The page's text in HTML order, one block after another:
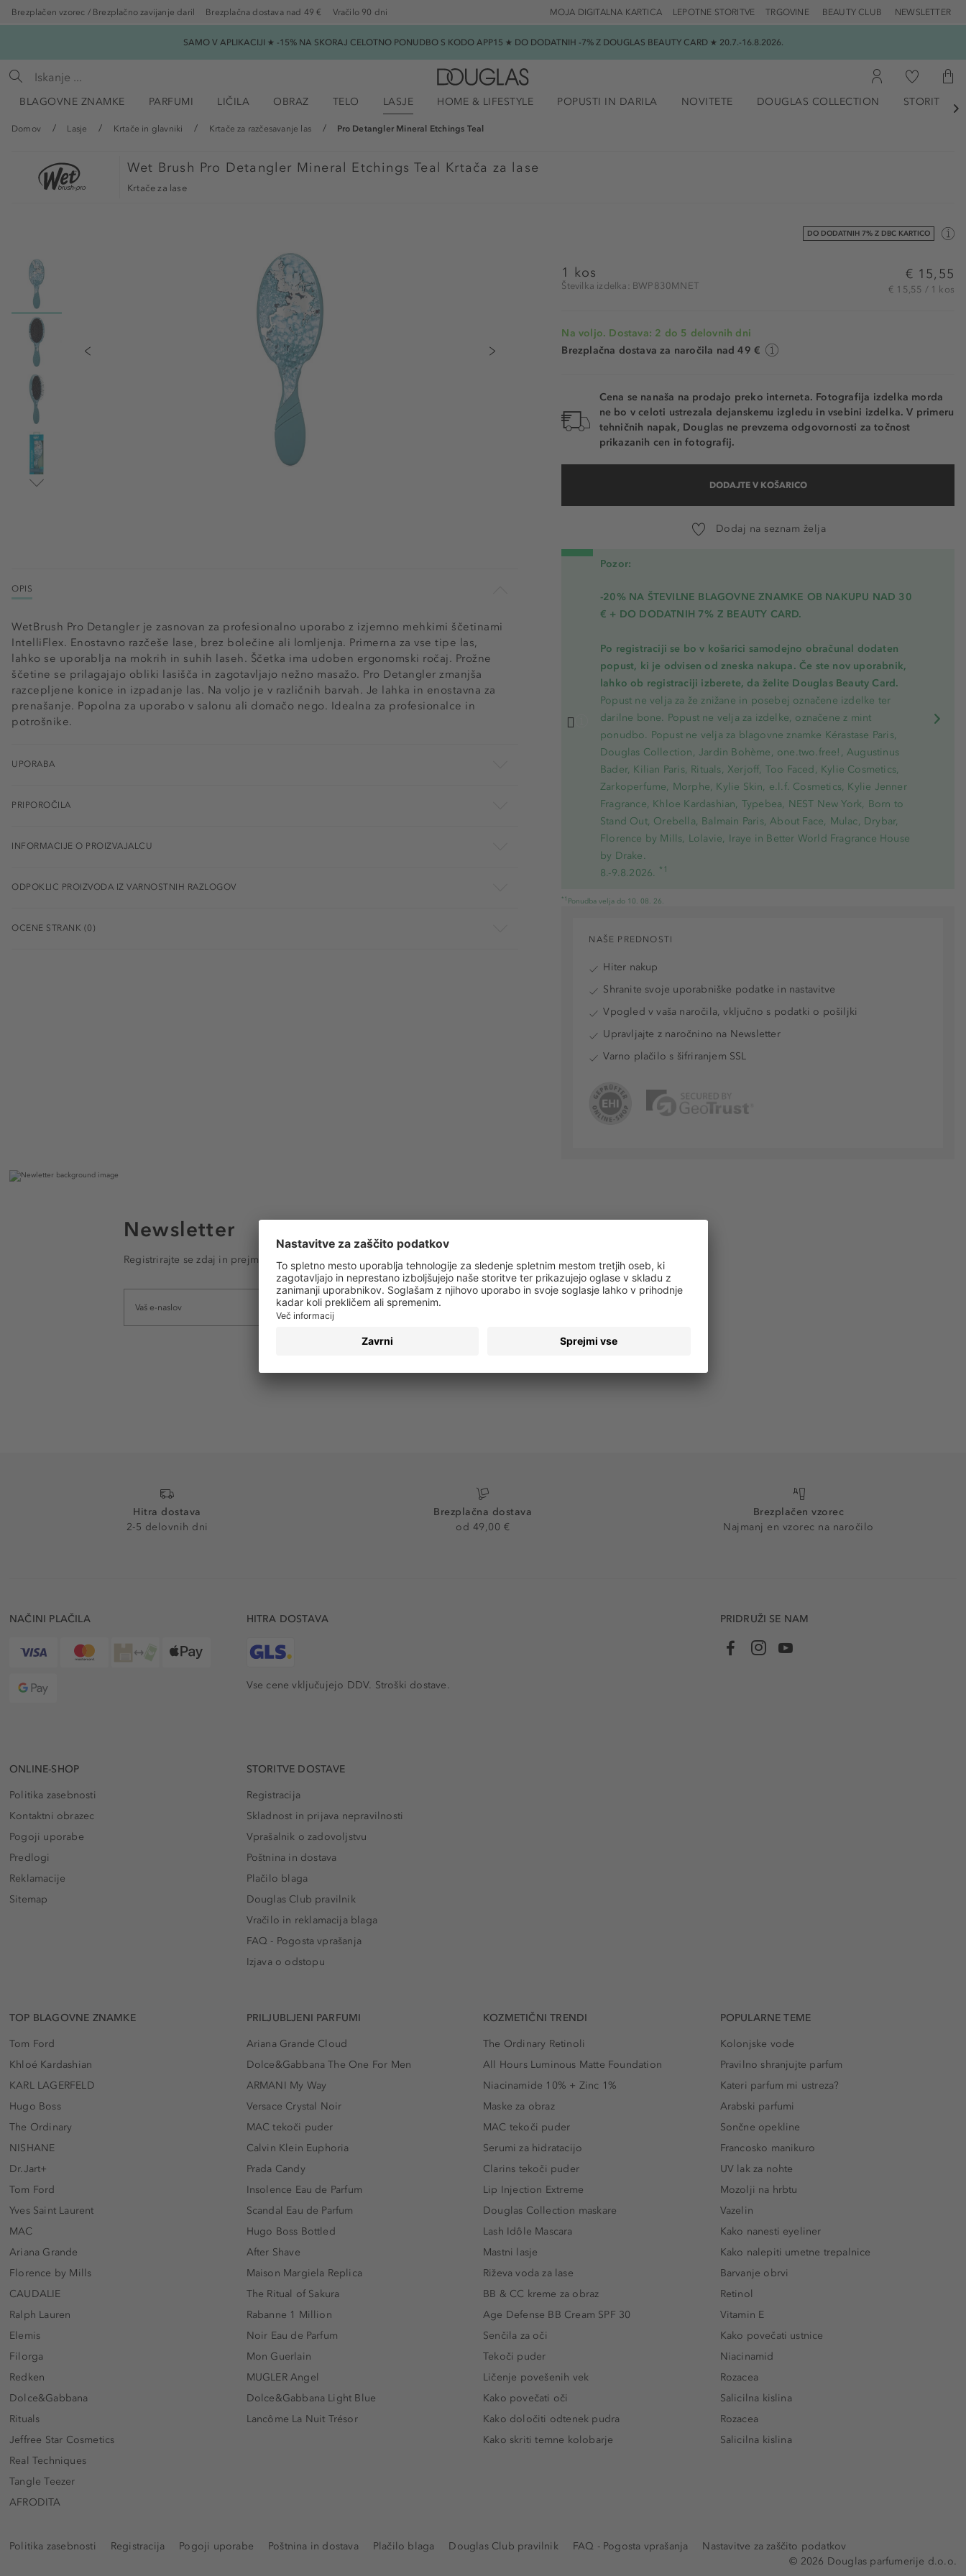
Brezplačen vzorec / Brezplačno zavijanje daril Brezplačna dostava nad 49 € Vračilo 90 dni TRGOVINE BEAUTY CLUB NEWSLETTER
LEPOTNE STORITVE
MOJA DIGITALNA KARTICA
SAMO V APLIKACIJI ★ -15% NA SKORAJ CELOTNO PONUDBO S KODO APP15 ★ DO DODATNIH -7% Z DOUGLAS BEAUTY CARD ★ 20.7.-16.8.2026.
BLAGOVNE ZNAMKE PARFUMI LIČILA OBRAZ TELO LASJE HOME & LIFESTYLE POPUSTI IN DARILA NOVITETE DOUGLAS COLLECTION STORITVE

Domov Lasje Krtače in glavniki Krtače za razčesavanje las Pro Detangler Mineral Etchings Teal
Wet Brush Pro Detangler Mineral Etchings Teal Krtača za lase
Krtače za lase
DO DODATNIH 7% Z DBC KARTICO
1 kos
Številka izdelka: BWP830MNET
€ 15,55
€ 15,55 / 1 kos
Na voljo. Dostava: 2 do 5 delovnih dni
Brezplačna dostava za naročila nad 49 €
Cena se nanaša na prodajo preko interneta. Fotografija izdelka morda
ne bo v celoti ustrezala dejanskemu izgledu in vsebini izdelka. V primeru
tehničnih napak, Douglas ne prevzema odgovornosti za točnost
prikazanih cen in fotografij.
DODAJTE V KOŠARICO
Dodaj na seznam želja
Pozor:
-20% NA ŠTEVILNE BLAGOVNE ZNAMKE OB NAKUPU NAD 30
€ + DO DODATNIH 7% Z BEAUTY CARD.
Po registraciji se bo v košarici samodejno obračunal dodaten
popust, ki je odvisen od zneska nakupa. Če ste nov uporabnik,
lahko ob registraciji izberete, da želite Douglas Beauty Card.
Popust ne velja za že znižane in posebej označene izdelke ter
darilne bone. Popust ne velja za izdelke, označene z mint
ponudbo. Popust ne velja za blagovne znamke Kérastase Paris,
Douglas Collection, Jardin Bohème, one.two.free!, Augustinus
Bader, Kilian Paris, Rituals, Xerjoff, Too Faced, Kylie Cosmetics,
Zarkoperfume, Morphe, Kylie Skin, e.l.f. Cosmetics, Kylie Jenner
Fragrance, Khloe Kardashian, Typebea, NEST New York, Born to
Stand Out, Orebella, Balmain Paris, About Face, Mulac, Drybar,
Florence by Mills, Lolavie, Iraye in Better World Fragrance House
by Drake.
8.-9.8.2026. *1
*1 Ponudba velja do 10. 08. 26.
OPIS
WetBrush Pro Detangler je zasnovan za profesionalno uporabo z izjemno mehkimi ščetinami
IntelliFlex. Enostavno razčeše lase, brez bolečine ali lomljenja. Primerna za vse tipe las,
lahko se uporablja na mokrih in suhih laseh. Ščetka ima udoben ergonomski ročaj. Prožne
ščetine se prilagajajo obliki lasišča in zagotavljajo nežno masažo. Pro Detangler zmanjša
razcepljene konice in izpadanje las. Na voljo je v različnih barvah. Je lahka in enostavna za
prenašanje. Popolna za uporabo v salonu ali domačo nego. Idealna za profesionalce in
potrošnike.
UPORABA
PRIPOROČILA
INFORMACIJE O PROIZVAJALCU
ODPOKLIC PROIZVODA IZ VARNOSTNIH RAZLOGOV
OCENE STRANK (0)
NAŠE PREDNOSTI
Hiter nakup
Shranite svoje uporabniške podatke in nastavitve
Vpogled v vaša naročila, vključno s podatki o pošiljki
Upravljajte z naročnino na Newsletter
Varno plačilo s šifriranjem SSL
Newsletter
Registrirajte se zdaj in prejmite e-poštna obvestila o vseh trendih in ponudbah!
Hitra dostava
2-5 delovnih dni
Brezplačna dostava
od 49,00 €
Brezplačen vzorec
Najmanj en vzorec na naročilo
NAČINI PLAČILA HITRA DOSTAVA
Vse cene vključujejo DDV. Stroški dostave.
PRIDRUŽI SE NAM
ONLINE-SHOP
Politika zasebnosti
Kontaktni obrazec
Pogoji uporabe
Predlogi
Reklamacije
Sitemap
STORITVE DOSTAVE
Registracija
Skladnost in prijava nepravilnosti
Vprašalnik o zadovoljstvu
Poštnina in dostava
Plačilo blaga
Douglas Club pravilnik
Vračilo in reklamacija blaga
FAQ - Pogosta vprašanja
Izjava o odstopu
TOP BLAGOVNE ZNAMKE
Tom Ford
Khloé Kardashian
KARL LAGERFELD
Hugo Boss
The Ordinary
NISHANE
Dr.Jart+
Tom Ford
Yves Saint Laurent
MAC
Ariana Grande
Florence by Mills
CAUDALIE
Ralph Lauren
Elemis
Filorga
Redken
Dolce&Gabbana
Rituals
Jeffree Star Cosmetics
Real Techniques
Tangle Teezer
AFRODITA
PRILJUBLJENI PARFUMI
Ariana Grande Cloud
Dolce&Gabbana The One For Men
ARMANI My Way
Versace Crystal Noir
MAC tekoči puder
Calvin Klein Euphoria
Prada Candy
Insolence Eau de Parfum
Scandal Eau de Parfum
Hugo Boss Bottled
After Shave
Maison Margiela Replica
The Ritual of Sakura
Rabanne 1 Million
Noir Eau de Parfum
Mon Guerlain
MUGLER Angel
Dolce&Gabbana Light Blue
Lancôme La Nuit Trésor
KOZMETIČNI TRENDI
The Ordinary Retinoli
All Hours Luminous Matte Foundation
Niacinamide 10% + Zinc 1%
Maske za obraz
MAC tekoči puder
Serumi za hidratacijo
Clarins tekoči puder
Lip Injection Extreme
Douglas Collection maskare
Lash Idôle Mascara
Mastni lasje
Riževa voda za lase
BB & CC kreme za obraz
Age Defense BB Cream SPF 30
Senčila za oči
Tekoči puder
Ličenje povešenih vek
Kako povečati oči
Kako določiti odtenek pudra
Kako skriti temne kolobarje
POPULARNE TEME
Kolonjske vode
Pravilno shranjujte parfum
Kateri parfum mi ustreza?
Arabski parfumi
Sončne opekline
Francosko manikuro
UV lak za nohte
Mozolji na hrbtu
Vazelin
Kako nanesti eyeliner
Kako nalepiti umetne trepalnice
Barvanje obrvi
Retinol
Vitamin E
Kako povečati ustnice
Niacinamid
Rozacea
Salicilna kislina
Rozacea
Salicilna kislina
Politika zasebnosti Registracija Pogoji uporabe Poštnina in dostava Plačilo blaga Douglas Club pravilnik FAQ - Pogosta vprašanja
Nastavitve za zaščito podatkov
© 2026 Douglas parfumerije d.o.o.